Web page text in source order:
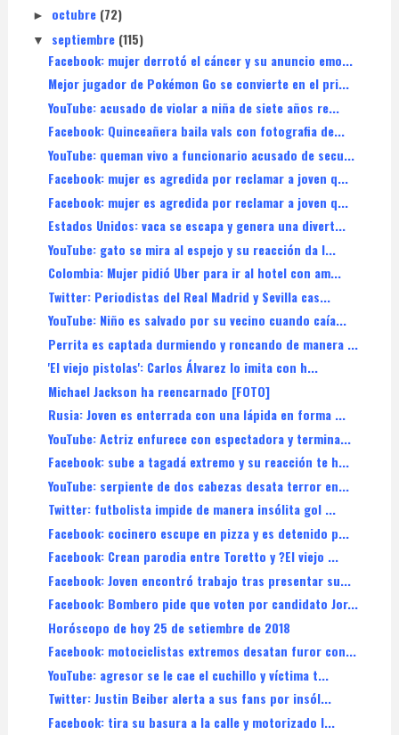
► octubre (72)
▼ septiembre (115)
Facebook: mujer derrotó el cáncer y su anuncio emo...
Mejor jugador de Pokémon Go se convierte en el pri...
YouTube: acusado de violar a niña de siete años re...
Facebook: Quinceañera baila vals con fotografia de...
YouTube: queman vivo a funcionario acusado de secu...
Facebook: mujer es agredida por reclamar a joven q...
Facebook: mujer es agredida por reclamar a joven q...
Estados Unidos: vaca se escapa y genera una divert...
YouTube: gato se mira al espejo y su reacción da l...
Colombia: Mujer pidió Uber para ir al hotel con am...
Twitter: Periodistas del Real Madrid y Sevilla cas...
YouTube: Niño es salvado por su vecino cuando caía...
Perrita es captada durmiendo y roncando de manera ...
'El viejo pistolas': Carlos Álvarez lo imita con h...
Michael Jackson ha reencarnado [FOTO]
Rusia: Joven es enterrada con una lápida en forma ...
YouTube: Actriz enfurece con espectadora y termina...
Facebook: sube a tagadá extremo y su reacción te h...
YouTube: serpiente de dos cabezas desata terror en...
Twitter: futbolista impide de manera insólita gol ...
Facebook: cocinero escupe en pizza y es detenido p...
Facebook: Crean parodia entre Toretto y ?El viejo ...
Facebook: Joven encontró trabajo tras presentar su...
Facebook: Bombero pide que voten por candidato Jor...
Horóscopo de hoy 25 de setiembre de 2018
Facebook: motociclistas extremos desatan furor con...
YouTube: agresor se le cae el cuchillo y víctima t...
Twitter: Justin Beiber alerta a sus fans por insól...
Facebook: tira su basura a la calle y motorizado l...